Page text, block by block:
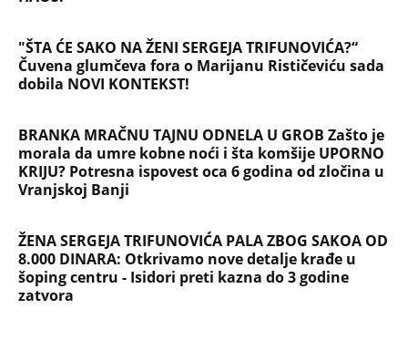
"ŠTA ĆE SAKO NA ŽENI SERGEJA TRIFUNOVIĆA?“
Čuvena glumčeva fora o Marijanu Rističeviću sada
dobila NOVI KONTEKST!
BRANKA MRAČNU TAJNU ODNELA U GROB Zašto je
morala da umre kobne noći i šta komšije UPORNO
KRIJU? Potresna ispovest oca 6 godina od zločina u
Vranjskoj Banji
ŽENA SERGEJA TRIFUNOVIĆA PALA ZBOG SAKOA OD
8.000 DINARA: Otkrivamo nove detalje krađe u
šoping centru - Isidori preti kazna do 3 godine
zatvora